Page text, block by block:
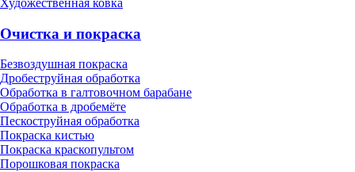
Художественная ковка
Очистка и покраска
Безвоздушная покраска
Дробеструйная обработка
Обработка в галтовочном барабане
Обработка в дробемёте
Пескоструйная обработка
Покраска кистью
Покраска краскопультом
Порошковая покраска